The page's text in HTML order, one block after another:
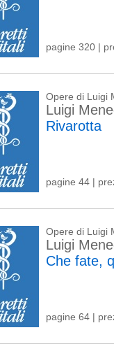
pagine 320 |
Opere di Luigi
Luigi
Rivarotta
pagine 44 |
Opere di Luigi
Luigi
Che fate,
pagine 64 |